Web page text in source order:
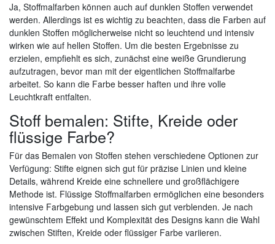
Ja, Stoffmalfarben können auch auf dunklen Stoffen verwendet
werden. Allerdings ist es wichtig zu beachten, dass die Farben auf
dunklen Stoffen möglicherweise nicht so leuchtend und intensiv
wirken wie auf hellen Stoffen. Um die besten Ergebnisse zu
erzielen, empfiehlt es sich, zunächst eine weiße Grundierung
aufzutragen, bevor man mit der eigentlichen Stoffmalfarbe
arbeitet. So kann die Farbe besser haften und ihre volle
Leuchtkraft entfalten.
Stoff bemalen: Stifte, Kreide oder
flüssige Farbe?
Für das Bemalen von Stoffen stehen verschiedene Optionen zur
Verfügung: Stifte eignen sich gut für präzise Linien und kleine
Details, während Kreide eine schnellere und großflächigere
Methode ist. Flüssige Stoffmalfarben ermöglichen eine besonders
intensive Farbgebung und lassen sich gut verblenden. Je nach
gewünschtem Effekt und Komplexität des Designs kann die Wahl
zwischen Stiften, Kreide oder flüssiger Farbe variieren.